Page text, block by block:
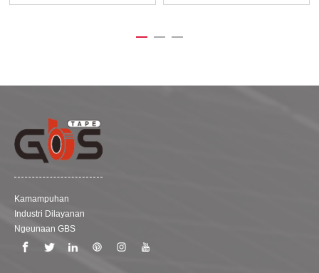
Kamampuhan
Industri Dilayanan
Ngeunaan GBS